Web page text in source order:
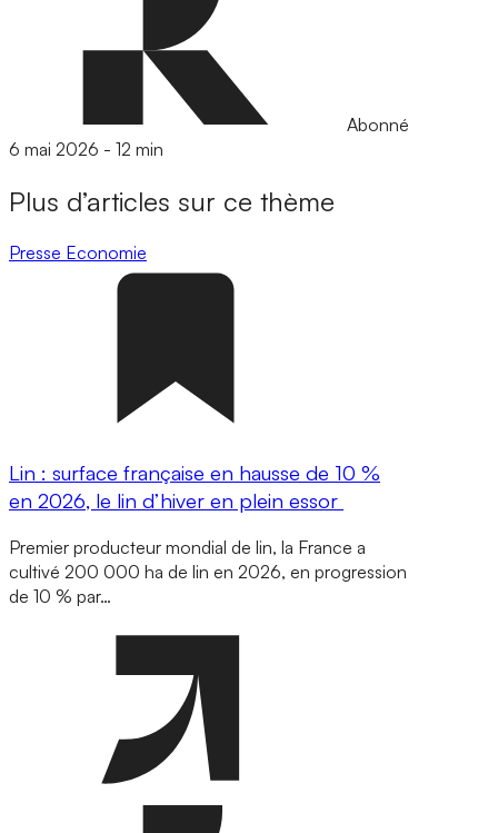
Abonné
6 mai 2026 - 12 min
Plus d’articles sur ce thème
Presse Economie
Lin : surface française en hausse de 10 %
en 2026, le lin d’hiver en plein essor
Premier producteur mondial de lin, la France a
cultivé 200 000 ha de lin en 2026, en progression
de 10 % par…